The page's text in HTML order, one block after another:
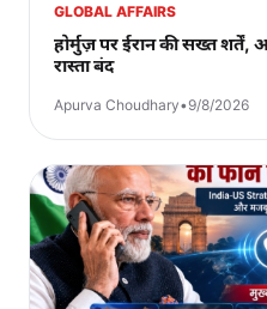
GLOBAL AFFAIRS
होर्मुज़ पर ईरान की सख्त शर्तें,
रास्ता बंद
Apurva Choudhary•9/8/2026